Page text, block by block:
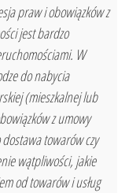
praw i obowiązków z
jest bardzo
W
do nabycia
(mieszkalnej lub
z umowy
towarów czy
wątpliwości, jakie
od towarów i usług